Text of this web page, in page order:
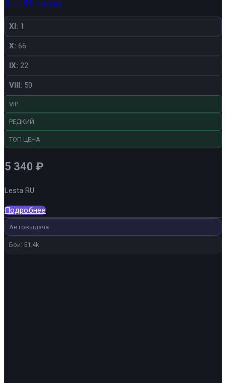
3 — 69 топов
XI: 1
X: 66
IX: 22
VIII: 50
VIP
РЕДКИЙ
ТОП ЦЕНА
5 340 ₽
Lesta RU
Подробнее
Автовыдача
Бои: 51.4k